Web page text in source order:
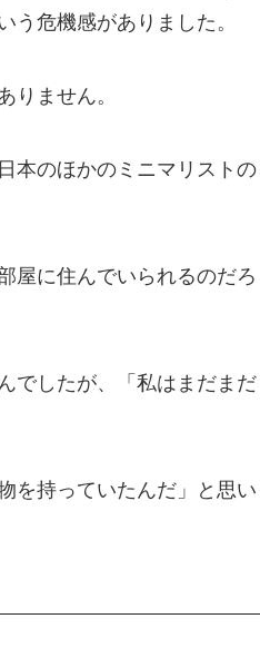
う危機感がありました。
りません。
本のほかのミニマリストの
屋に住んでいられるのだろ
でしたが、「私はまだまだ
を持っていたんだ」と思い